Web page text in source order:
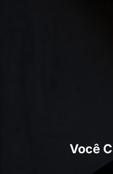
Você